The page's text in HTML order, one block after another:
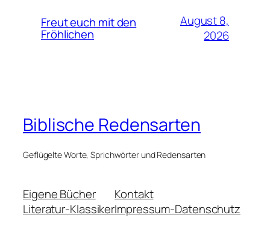
Freut euch mit den
Fröhlichen
August 8,
2026
Biblische Redensarten
Geflügelte Worte, Sprichwörter und Redensarten
Eigene Bücher
Literatur-Klassiker
Kontakt
Impressum-Datenschutz